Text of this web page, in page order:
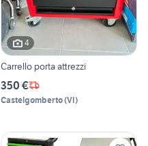
4
Carrello porta attrezzi
350 €
Castelgomberto(VI)